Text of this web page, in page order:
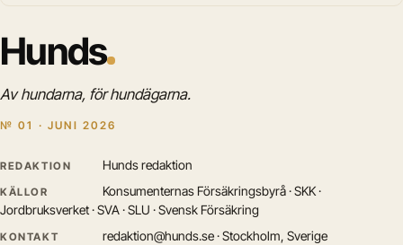
Hunds
Av hundarna, för hundägarna.
№ 01 · JUNI 2026
REDAKTION Hunds redaktion
KÄLLOR
Konsumenternas Försäkringsbyrå · SKK ·
Jordbruksverket · SVA · SLU · Svensk Försäkring
KONTAKT redaktion@hunds.se · Stockholm, Sverige